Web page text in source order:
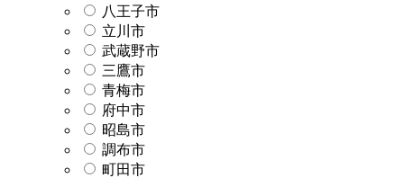
八王子市
立川市
武蔵野市
三鷹市
青梅市
府中市
昭島市
調布市
町田市